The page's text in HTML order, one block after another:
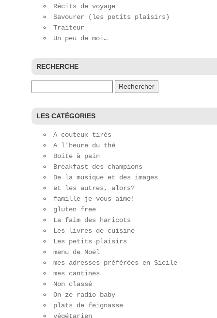
Récits de voyage
Savourer (les petits plaisirs)
Traiteur
Un peu de moi…
RECHERCHE
LES CATÉGORIES
A couteux tirés
A l'heure du thé
Boite à pain
Breakfast des champions
De la musique et des images
et les autres, alors?
famille je vous aime!
gluten free
La faim des haricots
Les livres de cuisine
Les petits plaisirs
menu de Noël
mes adresses préférées en Sicile
mes cantines
Non classé
On ze radio baby
plats de feignasse
végétarien